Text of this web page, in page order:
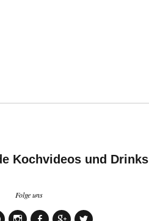
Kochvideos und Drinks
Folge uns